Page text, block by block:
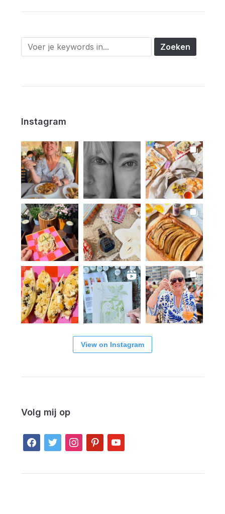
Instagram
View on Instagram
Volg mij op
facebook
twitter instagrampinterestyoutube